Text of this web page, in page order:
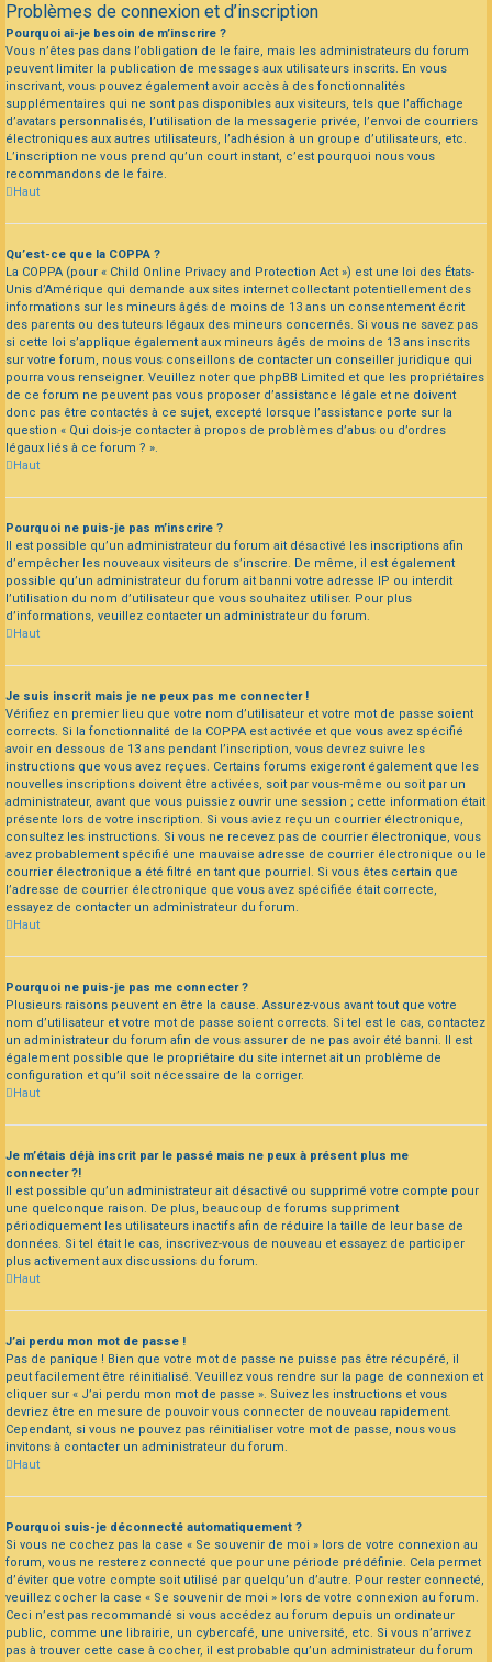
Problèmes de connexion et d’inscription
Pourquoi ai-je besoin de m’inscrire ?
Vous n’êtes pas dans l’obligation de le faire, mais les administrateurs du forum
peuvent limiter la publication de messages aux utilisateurs inscrits. En vous
inscrivant, vous pouvez également avoir accès à des fonctionnalités
supplémentaires qui ne sont pas disponibles aux visiteurs, tels que l’affichage
d’avatars personnalisés, l’utilisation de la messagerie privée, l’envoi de courriers
électroniques aux autres utilisateurs, l’adhésion à un groupe d’utilisateurs, etc.
L’inscription ne vous prend qu’un court instant, c’est pourquoi nous vous
recommandons de le faire.
Haut
Qu’est-ce que la COPPA ?
La COPPA (pour « Child Online Privacy and Protection Act ») est une loi des États-
Unis d’Amérique qui demande aux sites internet collectant potentiellement des
informations sur les mineurs âgés de moins de 13 ans un consentement écrit
des parents ou des tuteurs légaux des mineurs concernés. Si vous ne savez pas
si cette loi s’applique également aux mineurs âgés de moins de 13 ans inscrits
sur votre forum, nous vous conseillons de contacter un conseiller juridique qui
pourra vous renseigner. Veuillez noter que phpBB Limited et que les propriétaires
de ce forum ne peuvent pas vous proposer d’assistance légale et ne doivent
donc pas être contactés à ce sujet, excepté lorsque l’assistance porte sur la
question « Qui dois-je contacter à propos de problèmes d’abus ou d’ordres
légaux liés à ce forum ? ».
Haut
Pourquoi ne puis-je pas m’inscrire ?
Il est possible qu’un administrateur du forum ait désactivé les inscriptions afin
d’empêcher les nouveaux visiteurs de s’inscrire. De même, il est également
possible qu’un administrateur du forum ait banni votre adresse IP ou interdit
l’utilisation du nom d’utilisateur que vous souhaitez utiliser. Pour plus
d’informations, veuillez contacter un administrateur du forum.
Haut
Je suis inscrit mais je ne peux pas me connecter !
Vérifiez en premier lieu que votre nom d’utilisateur et votre mot de passe soient
corrects. Si la fonctionnalité de la COPPA est activée et que vous avez spécifié
avoir en dessous de 13 ans pendant l’inscription, vous devrez suivre les
instructions que vous avez reçues. Certains forums exigeront également que les
nouvelles inscriptions doivent être activées, soit par vous-même ou soit par un
administrateur, avant que vous puissiez ouvrir une session ; cette information était
présente lors de votre inscription. Si vous aviez reçu un courrier électronique,
consultez les instructions. Si vous ne recevez pas de courrier électronique, vous
avez probablement spécifié une mauvaise adresse de courrier électronique ou le
courrier électronique a été filtré en tant que pourriel. Si vous êtes certain que
l’adresse de courrier électronique que vous avez spécifiée était correcte,
essayez de contacter un administrateur du forum.
Haut
Pourquoi ne puis-je pas me connecter ?
Plusieurs raisons peuvent en être la cause. Assurez-vous avant tout que votre
nom d’utilisateur et votre mot de passe soient corrects. Si tel est le cas, contactez
un administrateur du forum afin de vous assurer de ne pas avoir été banni. Il est
également possible que le propriétaire du site internet ait un problème de
configuration et qu’il soit nécessaire de la corriger.
Haut
Je m’étais déjà inscrit par le passé mais ne peux à présent plus me
connecter ?!
Il est possible qu’un administrateur ait désactivé ou supprimé votre compte pour
une quelconque raison. De plus, beaucoup de forums suppriment
périodiquement les utilisateurs inactifs afin de réduire la taille de leur base de
données. Si tel était le cas, inscrivez-vous de nouveau et essayez de participer
plus activement aux discussions du forum.
Haut
J’ai perdu mon mot de passe !
Pas de panique ! Bien que votre mot de passe ne puisse pas être récupéré, il
peut facilement être réinitialisé. Veuillez vous rendre sur la page de connexion et
cliquer sur « J’ai perdu mon mot de passe ». Suivez les instructions et vous
devriez être en mesure de pouvoir vous connecter de nouveau rapidement.
Cependant, si vous ne pouvez pas réinitialiser votre mot de passe, nous vous
invitons à contacter un administrateur du forum.
Haut
Pourquoi suis-je déconnecté automatiquement ?
Si vous ne cochez pas la case « Se souvenir de moi » lors de votre connexion au
forum, vous ne resterez connecté que pour une période prédéfinie. Cela permet
d’éviter que votre compte soit utilisé par quelqu’un d’autre. Pour rester connecté,
veuillez cocher la case « Se souvenir de moi » lors de votre connexion au forum.
Ceci n’est pas recommandé si vous accédez au forum depuis un ordinateur
public, comme une librairie, un cybercafé, une université, etc. Si vous n’arrivez
pas à trouver cette case à cocher, il est probable qu’un administrateur du forum